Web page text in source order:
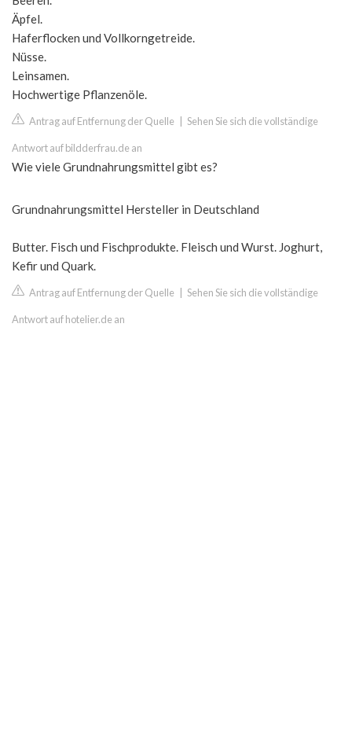
Äpfel.
Haferflocken und Vollkorngetreide.
Nüsse.
Leinsamen.
Hochwertige Pflanzenöle.
Antrag auf Entfernung der Quelle Sehen Sie sich die vollständige
Antwort auf bildderfrau.de an
Wie viele Grundnahrungsmittel gibt es?
Grundnahrungsmittel Hersteller in Deutschland
Butter. Fisch und Fischprodukte. Fleisch und Wurst. Joghurt,
Kefir und Quark.
Antrag auf Entfernung der Quelle Sehen Sie sich die vollständige
Antwort auf hotelier.de an